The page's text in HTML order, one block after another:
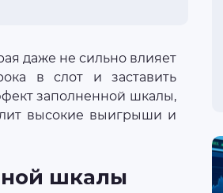
даже не сильно влияет
в слот и заставить
заполненной шкалы,
высокие выигрыши и
шкалы